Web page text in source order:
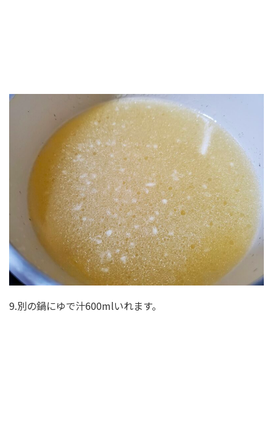
9.別の鍋にゆで汁600mlいれます。